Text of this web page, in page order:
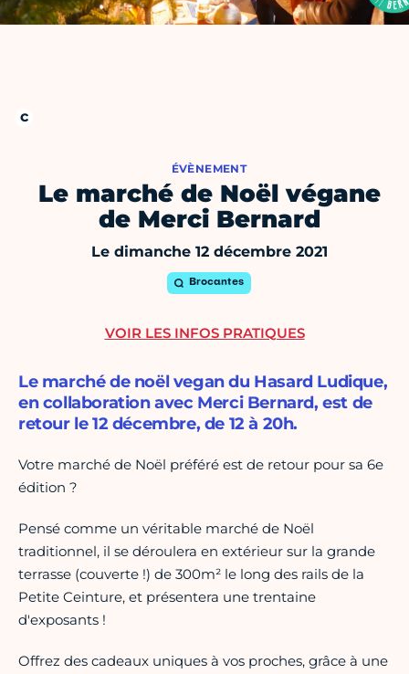
ÉVÈNEMENT
Le marché de Noël végane
de Merci Bernard
Le dimanche 12 décembre 2021
Brocantes
Le marché de noël vegan du Hasard Ludique,
en collaboration avec Merci Bernard, est de
retour le 12 décembre, de 12 à 20h.
Votre marché de Noël préféré est de retour pour sa 6e
édition ?
Pensé comme un véritable marché de Noël
traditionnel, il se déroulera en extérieur sur la grande
terrasse (couverte !) de 300m² le long des rails de la
Petite Ceinture, et présentera une trentaine
d'exposants !
Offrez des cadeaux uniques à vos proches, grâce à une
VOIR LES INFOS PRATIQUES